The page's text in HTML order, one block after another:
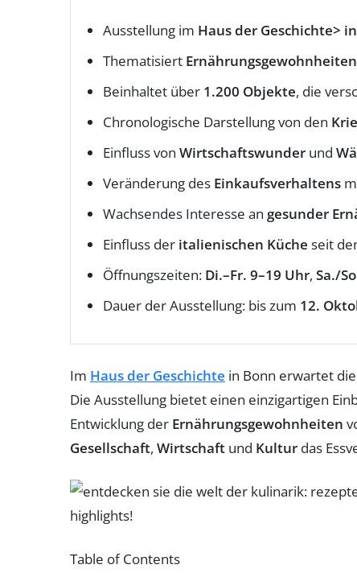
Ausstellung im Haus der Geschichte>
Thematisiert Ernährungsgewohnheiten
Beinhaltet über 1.200 Objekte, die
Chronologische Darstellung von den
Einfluss von Wirtschaftswunder und
Veränderung des Einkaufsverhaltens
Wachsendes Interesse an gesunder
Einfluss der italienischen Küche seit
Öffnungszeiten: Di.–Fr. 9–19 Uhr, Sa./
Dauer der Ausstellung: bis zum 12.
Im Haus der Geschichte in Bonn erwartet
Die Ausstellung bietet einen einzigartigen
Entwicklung der Ernährungsgewohnheiten
Gesellschaft, Wirtschaft und Kultur das
Table of Contents